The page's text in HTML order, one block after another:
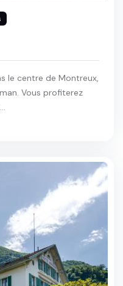
le centre de Montreux,
Vous profiterez